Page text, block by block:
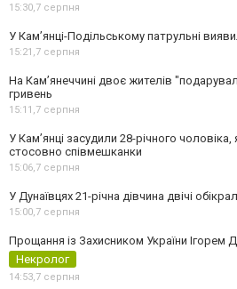
15:30,7 серпня
У Кам’янці-Подільському патрульні
15:21,7 серпня
На Камʼянеччині двоє жителів
гривень
15:11,7 серпня
У Камʼянці засудили 28-річного
стосовно співмешканки
15:06,7 серпня
У Дунаївцях 21-річна дівчина двічі
15:00,7 серпня
Прощання із Захисником України Ігорем
Некролог
14:53,7 серпня